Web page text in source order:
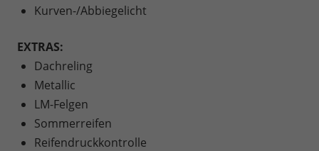
Kurven-/Abbiegelicht
EXTRAS:
Dachreling
Metallic
LM-Felgen
Sommerreifen
Reifendruckkontrolle